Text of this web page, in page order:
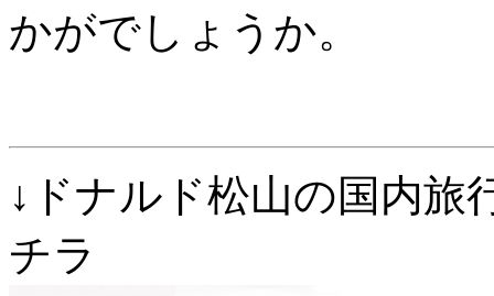
かがでしょうか。
↓ドナルド松山の国内旅
チラ